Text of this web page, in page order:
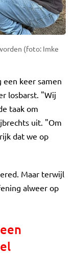
(foto: Imke
keer samen
losbarst. "Wij
taak om
uit. "Om
dat we op
Maar terwijl
alweer op